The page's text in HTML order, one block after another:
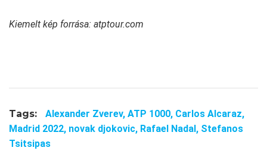
Kiemelt kép forrása: atptour.com
Tags: Alexander Zverev, ATP 1000, Carlos Alcaraz,
Madrid 2022, novak djokovic, Rafael Nadal, Stefanos
Tsitsipas